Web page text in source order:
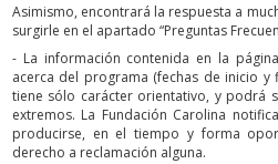
Asimismo, encontrará la respuesta a
surgirle en el apartado “Preguntas
- La información contenida en la
acerca del programa (fechas de inicio y
tiene sólo carácter orientativo, y podrá
extremos. La Fundación Carolina
producirse, en el tiempo y forma
derecho a reclamación alguna.